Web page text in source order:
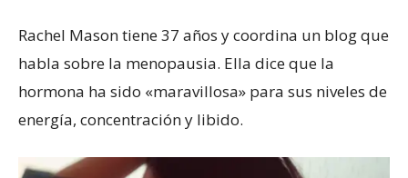
Rachel Mason tiene 37 años y coordina un blog que
habla sobre la menopausia. Ella dice que la
hormona ha sido «maravillosa» para sus niveles de
energía, concentración y libido.